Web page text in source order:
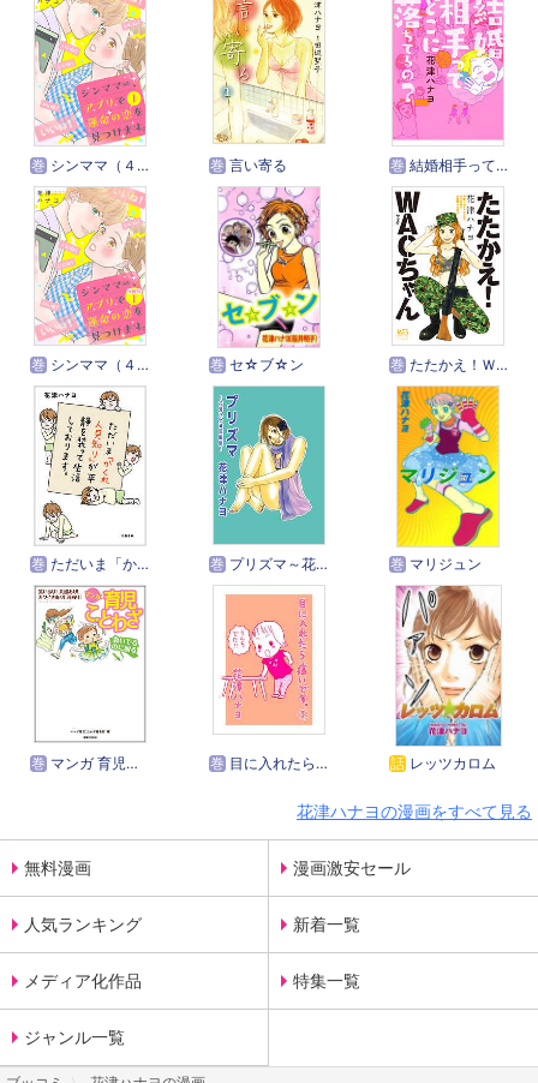
巻 シンママ（４２）、アプリで運命の恋を見つけます。 巻 言い寄る 巻結婚相手ってどこに落ちてるの？
巻 シンママ（４２）、アプリで運命の恋を見つけます。 分冊版 巻 セ☆ブ☆ン 巻たたかえ！ＷＡＣちゃん
巻 ただいま「かくれ人見知り」が平静を装って生活しております。 巻 プリズマ～花津ハナヨ短編集～ 巻マリジュン
巻 マンガ 育児ことわざ 巻 目に入れたら痛いです。 話レッツカロム
花津ハナヨの漫画をすべて見る
無料漫画 漫画激安セール
人気ランキング 新着一覧
メディア化作品 特集一覧
ジャンル一覧